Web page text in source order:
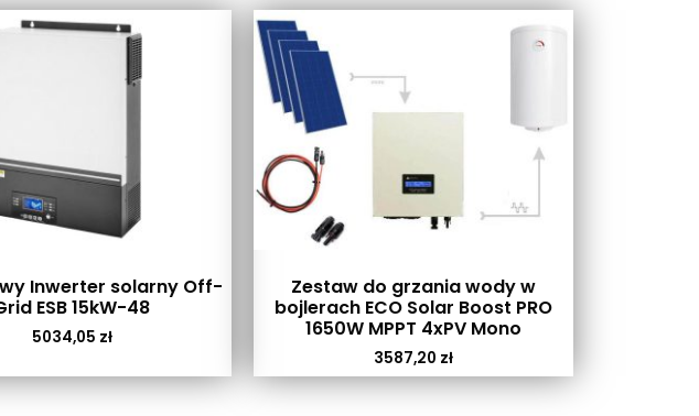
Inwerter solarny Off-
ESB 15kW-48
5034,05 zł
Zestaw do grzania wody w
bojlerach ECO Solar Boost PRO
1650W MPPT 4xPV Mono
3587,20 zł